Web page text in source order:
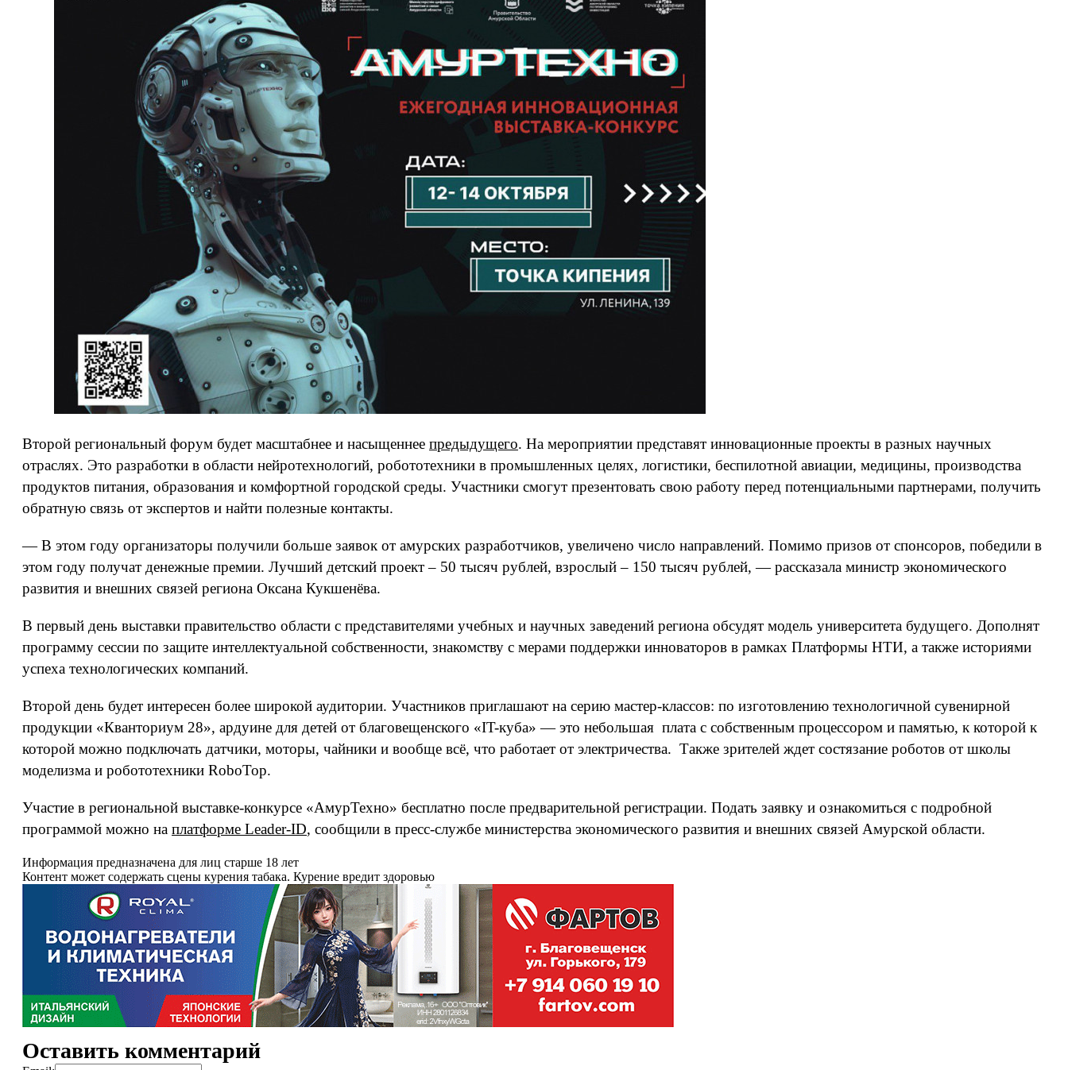
Второй региональный форум будет масштабнее и насыщеннее предыдущего. На мероприятии представят инновационные проекты в разных научных
отраслях. Это разработки в области нейротехнологий, робототехники в промышленных целях, логистики, беспилотной авиации, медицины, производства
продуктов питания, образования и комфортной городской среды. Участники смогут презентовать свою работу перед потенциальными партнерами, получить
обратную связь от экспертов и найти полезные контакты.
— В этом году организаторы получили больше заявок от амурских разработчиков, увеличено число направлений. Помимо призов от спонсоров, победили в
этом году получат денежные премии. Лучший детский проект – 50 тысяч рублей, взрослый – 150 тысяч рублей, — рассказала министр экономического
развития и внешних связей региона Оксана Кукшенёва.
В первый день выставки правительство области с представителями учебных и научных заведений региона обсудят модель университета будущего. Дополнят
программу сессии по защите интеллектуальной собственности, знакомству с мерами поддержки инноваторов в рамках Платформы НТИ, а также историями
успеха технологических компаний.
Второй день будет интересен более широкой аудитории. Участников приглашают на серию мастер-классов: по изготовлению технологичной сувенирной
продукции «Кванториум 28», ардуине для детей от благовещенского «IT-куба» — это небольшая плата с собственным процессором и памятью, к которой к
которой можно подключать датчики, моторы, чайники и вообще всё, что работает от электричества. Также зрителей ждет состязание роботов от школы
моделизма и робототехники RoboTop.
Участие в региональной выставке-конкурсе «АмурТехно» бесплатно после предварительной регистрации. Подать заявку и ознакомиться с подробной
программой можно на платформе Leader-ID, сообщили в пресс-службе министерства экономического развития и внешних связей Амурской области.
Информация предназначена для лиц старше 18 лет
Контент может содержать сцены курения табака. Курение вредит здоровью
Оставить комментарий